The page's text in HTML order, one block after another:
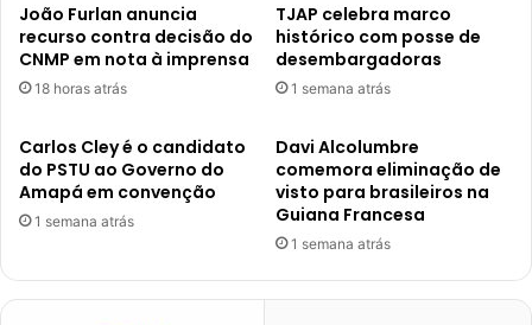
João Furlan anuncia
recurso contra decisão do
CNMP em nota à imprensa
18 horas atrás
TJAP celebra marco
histórico com posse de
desembargadoras
1 semana atrás
Carlos Cley é o candidato
do PSTU ao Governo do
Amapá em convenção
1 semana atrás
Davi Alcolumbre
comemora eliminação de
visto para brasileiros na
Guiana Francesa
1 semana atrás